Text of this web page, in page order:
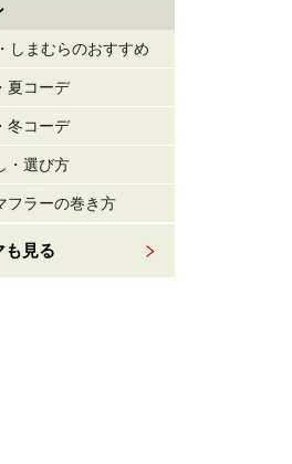
しまむらのおすすめ
夏コーデ
冬コーデ
・選び方
フラーの巻き方
も見る